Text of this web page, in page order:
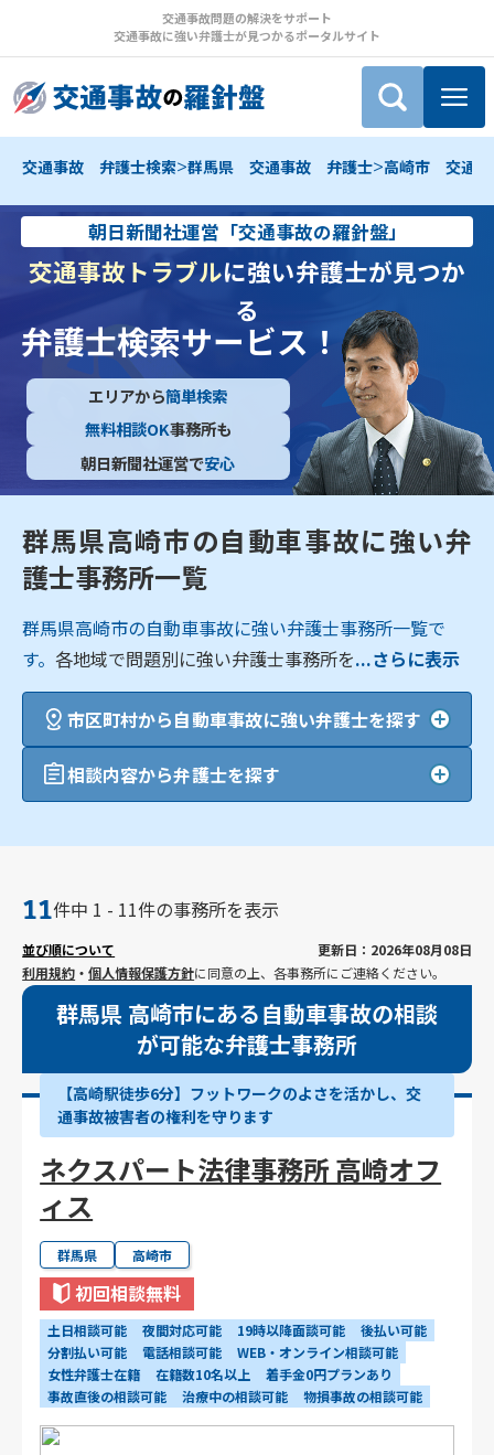
交通事故問題の解決をサポート
交通事故に強い弁護士が見つかるポータルサイト
交通事故 弁護士検索>群馬県 交通事故 弁護士>高崎市 交通
朝日新聞社運営「交通事故の羅針盤」
交通事故トラブルに強い弁護士が見つか
る
弁護士検索サービス！
エリアから簡単検索
無料相談OK事務所も
朝日新聞社運営で安心
群馬県高崎市の自動車事故に強い弁
護士事務所一覧
群馬県高崎市の自動車事故に強い弁護士事務所一覧で
す。各地域で問題別に強い弁護士事務所を...さらに表示
市区町村から自動車事故に強い弁護士を探す
相談内容から弁護士を探す
11件中 1 - 11件の事務所を表示
並び順について
更新日：2026年08月08日
利用規約 ・個人情報保護方針に同意の上、各事務所にご連絡ください。
群馬県 高崎市にある自動車事故の相談
が可能な弁護士事務所
【高崎駅徒歩6分】フットワークのよさを活かし、交
通事故被害者の権利を守ります
ネクスパート法律事務所 高崎オフ
ィス
群馬県 高崎市
初回相談無料
土日相談可能 夜間対応可能 19時以降面談可能
後払い可能
分割払い可能
電話相談可能
WEB・オンライン相談可能
女性弁護士在籍
在籍数10名以上
着手金0円プランあり
事故直後の相談可能
治療中の相談可能 物損事故の相談可能